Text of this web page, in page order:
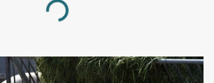
Loading...